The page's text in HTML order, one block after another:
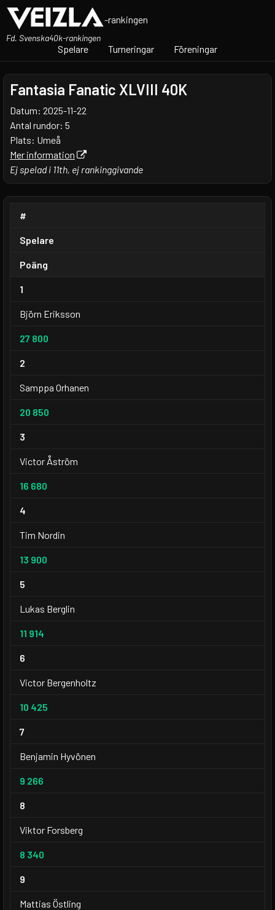
-rankingen
Fd. Svenska40k-rankingen
Spelare Turneringar Föreningar
Fantasia Fanatic XLVIII 40K
Datum: 2025-11-22
Antal rundor: 5
Plats: Umeå
Mer information
Ej spelad i 11th, ej rankinggivande
#
Spelare
Poäng
1
Björn Eriksson
27 800
2
Samppa Orhanen
20 850
3
Victor Åström
16 680
4
Tim Nordin
13 900
5
Lukas Berglin
11 914
6
Victor Bergenholtz
10 425
7
Benjamin Hyvönen
9 266
8
Viktor Forsberg
8 340
9
Mattias Östling